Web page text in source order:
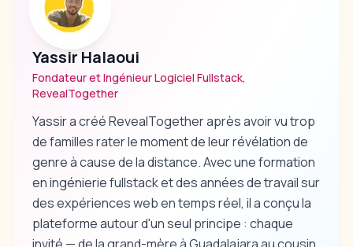
Yassir Halaoui
Fondateur et Ingénieur Logiciel Fullstack,
RevealTogether
Yassir a créé RevealTogether après avoir vu trop
de familles rater le moment de leur révélation de
genre à cause de la distance. Avec une formation
en ingénierie fullstack et des années de travail sur
des expériences web en temps réel, il a conçu la
plateforme autour d'un seul principe : chaque